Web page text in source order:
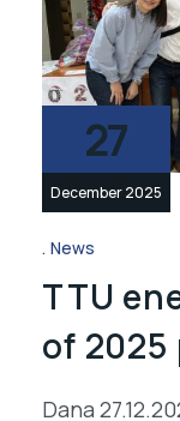
27
December 2025
News
TTU
of 2025
Dana